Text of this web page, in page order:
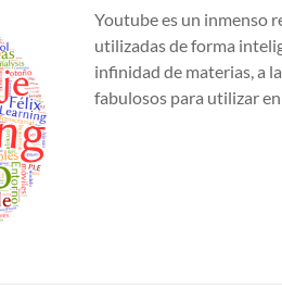
Youtube es un inmenso
utilizadas de forma
infinidad de materias, a
fabulosos para utilizar